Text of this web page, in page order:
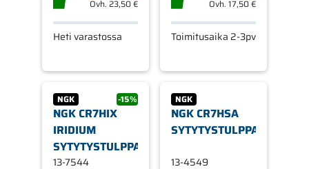
Ovh. 23,50 €
Heti varastossa
Ovh.17,50 €
Toimitusaika 2-3pv
NGK -15%
NGK CR7HIX
IRIDIUM
SYTYTYSTULPPA
13-7544
NGK
NGK CR7HSA
SYTYTYSTULPPA
13-4549